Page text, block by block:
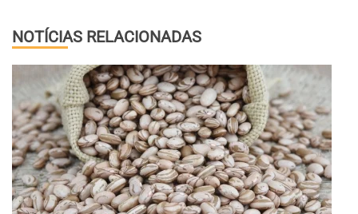
NOTÍCIAS RELACIONADAS